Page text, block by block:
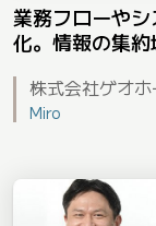
業務フローや
化。情報の集
株式会社ゲオ
Miro